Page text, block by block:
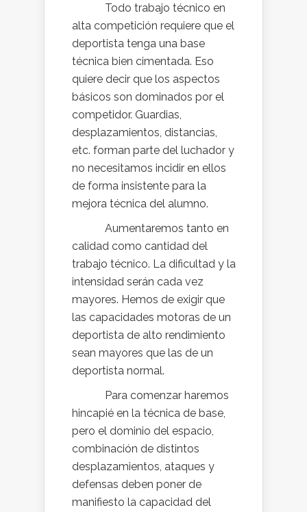
Todo trabajo técnico en
alta competición requiere que el
deportista tenga una base
técnica bien cimentada. Eso
quiere decir que los aspectos
básicos son dominados por el
competidor. Guardias,
desplazamientos, distancias,
etc. forman parte del luchador y
no necesitamos incidir en ellos
de forma insistente para la
mejora técnica del alumno.
Aumentaremos tanto en
calidad como cantidad del
trabajo técnico. La dificultad y la
intensidad serán cada vez
mayores. Hemos de exigir que
las capacidades motoras de un
deportista de alto rendimiento
sean mayores que las de un
deportista normal.
Para comenzar haremos
hincapié en la técnica de base,
pero el dominio del espacio,
combinación de distintos
desplazamientos, ataques y
defensas deben poner de
manifiesto la capacidad del